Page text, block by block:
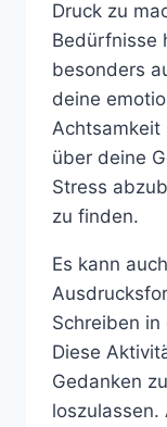
Druck zu
Bedürfnisse
besonders
deine
Achtsamkeit
über deine
Stress
zu finden.
Es kann
Schreiben
Diese
Gedanken